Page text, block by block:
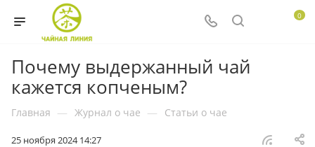
0
Почему выдержанный чай
кажется копченым?
Главная — Журнал о чае — Статьи о чае
25 ноября 2024 14:27